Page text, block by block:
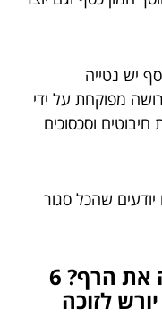
יש נטייה
מפוקחת על ידי
וסכסוכים
שהכל סגור
איך עורך דין מיסוי מעלה את הרף? 6
לזוכה